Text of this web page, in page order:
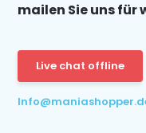
mailen Sie uns
Live chat offline